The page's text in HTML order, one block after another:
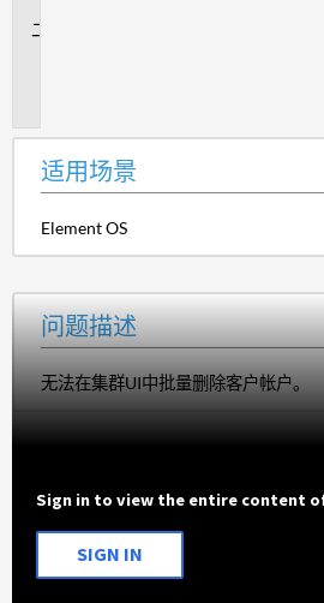
适用场景
Element OS
问题描述
无法在集群UI中批量删除客户帐户。
Sign in to view the entire content
SIGN IN